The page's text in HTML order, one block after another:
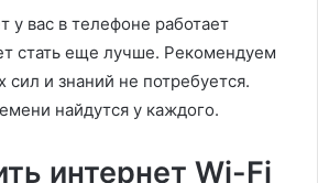
у вас в телефоне работает
стать еще лучше. Рекомендуем
сил и знаний не потребуется.
найдутся у каждого.
интернет Wi-Fi